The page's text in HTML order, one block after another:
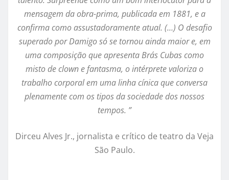
mensagem da obra-prima, publicada em 1881, e a
confirma como assustadoramente atual. (…) O desafio
superado por Damigo só se tornou ainda maior e, em
uma composição que apresenta Brás Cubas como
misto de clown e fantasma, o intérprete valoriza o
trabalho corporal em uma linha cínica que conversa
plenamente com os tipos da sociedade dos nossos
tempos. ”
Dirceu Alves Jr., jornalista e crítico de teatro da Veja
São Paulo.